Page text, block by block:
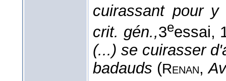
cuirassant pour y
crit. gén.,3eessai,
(...) se cuirasser
badauds (Renan,